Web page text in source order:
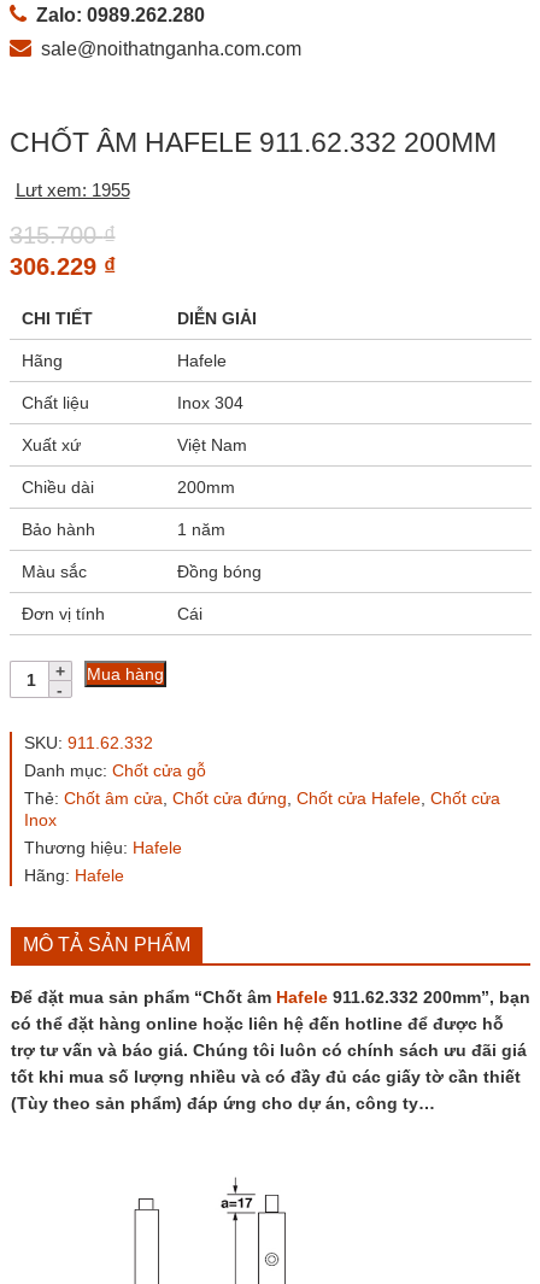
Zalo: 0989.262.280
sale@noithatnganha.com.com
CHỐT ÂM HAFELE 911.62.332 200MM
Lưt xem: 1955
315.700₫
306.229 ₫
CHI TIẾT DIỄN GIẢI
Hãng Hafele
Chất liệu Inox 304
Xuất xứ Việt Nam
Chiều dài 200mm
Bảo hành 1 năm
Màu sắc Đồng bóng
Đơn vị tính Cái
Chốt
âm
911.62.332
số
lượng
Mua hàng
SKU: 911.62.332
Danh mục: Chốt cửa gỗ
Thẻ: Chốt âm cửa Chốt cửa đứng Chốt cửa Hafele, Chốt cửa
Inox
Thương hiệu: Hafele
Hãng: Hafele
MÔ TẢ SẢN PHẨM
Để đặt mua sản phẩm “Chốt âm Hafele911.62.332 200mm”, bạn
có thể đặt hàng online hoặc liên hệ đến hotline để được hỗ
trợ tư vấn và báo giá. Chúng tôi luôn có chính sách ưu đãi giá
tốt khi mua số lượng nhiều và có đầy đủ các giấy tờ cần thiết
(Tùy theo sản phẩm) đáp ứng cho dự án, công ty…